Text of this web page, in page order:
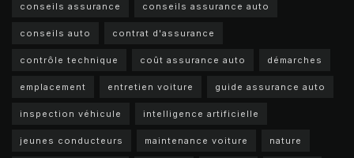
conseils assurance conseils assurance auto
conseils auto contrat d'assurance
contrôle technique coût assurance auto démarches
emplacement entretien voiture guide assurance auto
inspection véhicule intelligence artificielle
jeunes conducteurs maintenance voiture nature